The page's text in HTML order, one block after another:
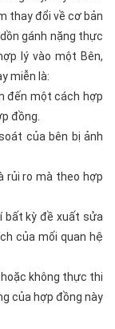
thay đổi về cơ bản
gánh nặng thực
lý vào một Bên,
miễn là:
đến một cách hợp
đồng.
của bên bị ảnh
rủi ro mà theo hợp
bất kỳ đề xuất sửa
của mối quan hệ
không thực thi
của hợp đồng này